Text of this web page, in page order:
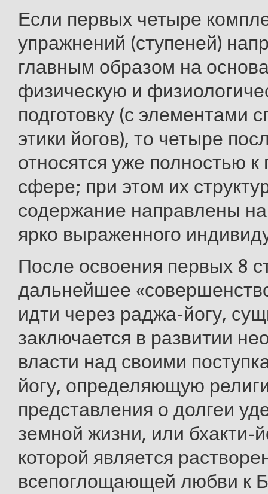
Если первых четыре
упражнений (ступеней)
главным образом на
физическую и
подготовку (с элементами
этики йогов), то четыре
относятся уже полностью к
сфере; при этом их
содержание направлены
ярко выраженного
После освоения первых 8
дальнейшее
идти через раджа-йогу,
заключается в развитии
власти над своими
йогу, определяющую
представления о долгеи
земной жизни, или бхакти-
которой является
всепоглощающей любви к